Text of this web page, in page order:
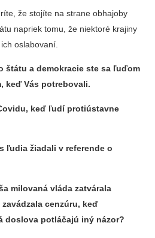
že stojíte na strane obhajoby
napriek tomu, že niektoré krajiny
oslabovaní.
štátu a demokracie ste sa ľuďom
keď Vás potrebovali.
keď ľudí protiústavne
ľudia žiadali v referende o
milovaná vláda zatvárala
cenzúru, keď
doslova potláčajú iný názor?